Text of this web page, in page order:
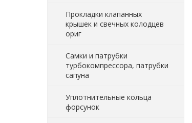
Прокладки клапанных
крышек и свечных колодцев
ориг
Самки и патрубки
турбокомпрессора, патрубки
сапуна
Уплотнительные кольца
форсунок